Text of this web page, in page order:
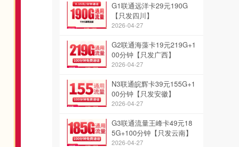
G1联通远洋卡29元190G
【只发四川】
2026-04-27
G2联通海藻卡19元219G+1
00分钟【只发广西】
2026-04-27
N3联通皖辉卡39元155G+1
00分钟【只发安徽】
2026-04-27
G3联通流量王峰卡49元18
5G+100分钟【只发云南】
2026-04-27